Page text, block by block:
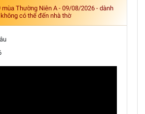
mùa Thường Niên A - 09/08/2026 - dành
có thể đến nhà thờ